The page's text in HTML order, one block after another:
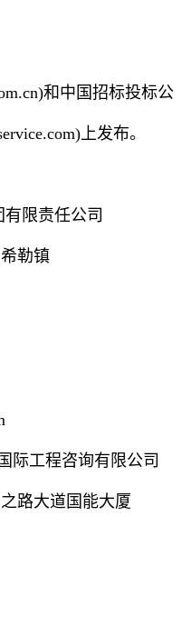
和中国招标投标公
上发布。
限责任公司
勒镇
际工程咨询有限公司
路大道国能大厦